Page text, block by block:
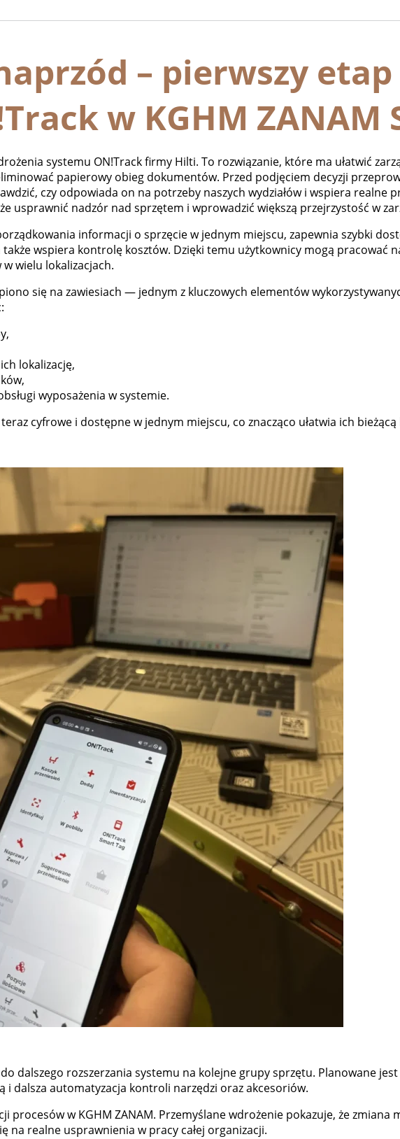
– pierwszy etap
w KGHM ZANAM
systemu ON!Track firmy Hilti. To rozwiązanie, które ma ułatwić
papierowy obieg dokumentów. Przed podjęciem decyzji
czy odpowiada on na potrzeby naszych wydziałów i wspiera realne
usprawnić nadzór nad sprzętem i wprowadzić większą przejrzystość w
informacji o sprzęcie w jednym miejscu, zapewnia szybki
wspiera kontrolę kosztów. Dzięki temu użytkownicy mogą pracować
wielu lokalizacjach.
się na zawiesiach — jednym z kluczowych elementów
lokalizację,
wyposażenia w systemie.
cyfrowe i dostępne w jednym miejscu, co znacząco ułatwia ich
dalszego rozszerzania systemu na kolejne grupy sprzętu. Planowane
i dalsza automatyzacja kontroli narzędzi oraz akcesoriów.
procesów w KGHM ZANAM. Przemyślane wdrożenie pokazuje, że zmiana
na realne usprawnienia w pracy całej organizacji.